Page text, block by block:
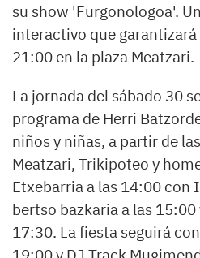
su show 'Furgonologoa'.
interactivo que garantizará
21:00 en la plaza Meatzari.
La jornada del sábado 30
programa de Herri
niños y niñas, a partir de
Meatzari, Trikipoteo y
Etxebarria a las 14:00 con
bertso bazkaria a las
17:30. La fiesta seguirá